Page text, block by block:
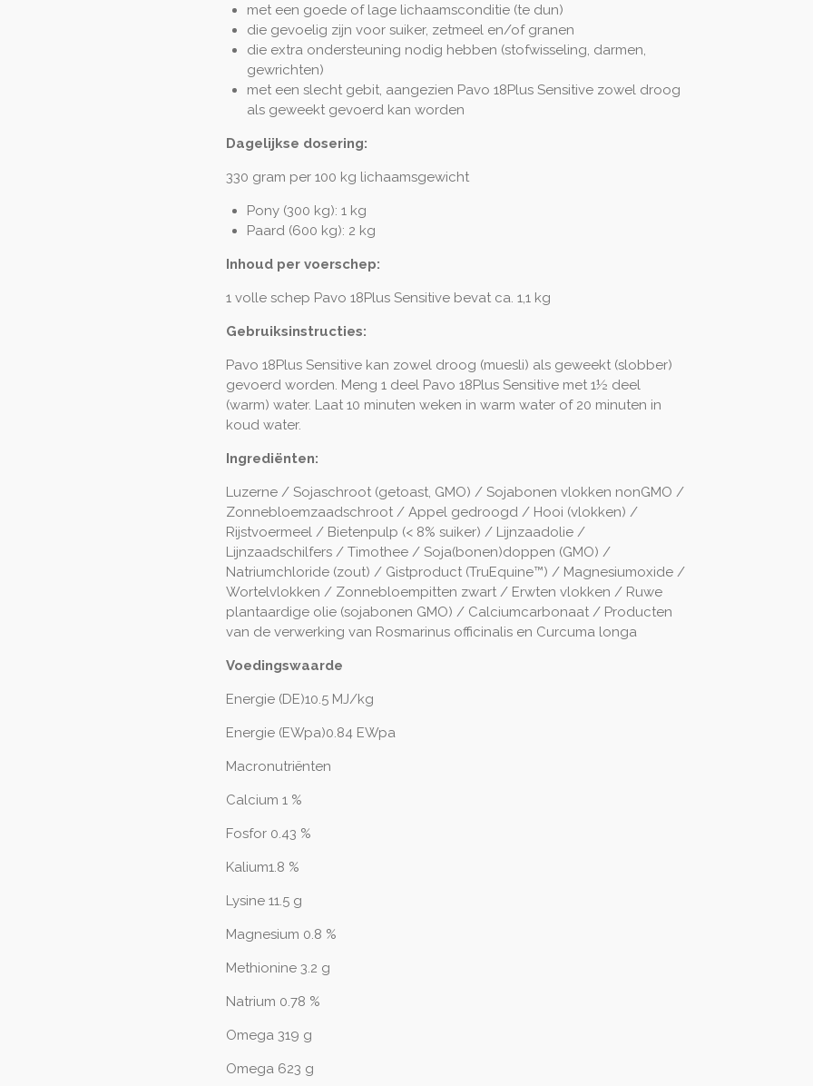
met een goede of lage lichaamsconditie (te dun)
die gevoelig zijn voor suiker, zetmeel en/of granen
die extra ondersteuning nodig hebben (stofwisseling, darmen,
gewrichten)
met een slecht gebit, aangezien Pavo 18Plus Sensitive zowel droog
als geweekt gevoerd kan worden
Dagelijkse dosering:
330 gram per 100 kg lichaamsgewicht
Pony (300 kg): 1 kg
Paard (600 kg): 2 kg
Inhoud per voerschep:
1 volle schep Pavo 18Plus Sensitive bevat ca. 1,1 kg
Gebruiksinstructies:
Pavo 18Plus Sensitive kan zowel droog (muesli) als geweekt (slobber)
gevoerd worden. Meng 1 deel Pavo 18Plus Sensitive met 1½ deel
(warm) water. Laat 10 minuten weken in warm water of 20 minuten in
koud water.
Ingrediënten:
Luzerne / Sojaschroot (getoast, GMO) / Sojabonen vlokken nonGMO /
Zonnebloemzaadschroot / Appel gedroogd / Hooi (vlokken) /
Rijstvoermeel / Bietenpulp (< 8% suiker) / Lijnzaadolie /
Lijnzaadschilfers / Timothee / Soja(bonen)doppen (GMO) /
Natriumchloride (zout) / Gistproduct (TruEquine™) / Magnesiumoxide /
Wortelvlokken / Zonnebloempitten zwart / Erwten vlokken / Ruwe
plantaardige olie (sojabonen GMO) / Calciumcarbonaat / Producten
van de verwerking van Rosmarinus officinalis en Curcuma longa
Voedingswaarde
Energie (DE)10.5 MJ/kg
Energie (EWpa)0.84 EWpa
Macronutriënten
Calcium 1 %
Fosfor 0.43 %
Kalium1.8 %
Lysine 11.5 g
Magnesium 0.8 %
Methionine 3.2 g
Natrium 0.78 %
Omega 319 g
Omega 623 g